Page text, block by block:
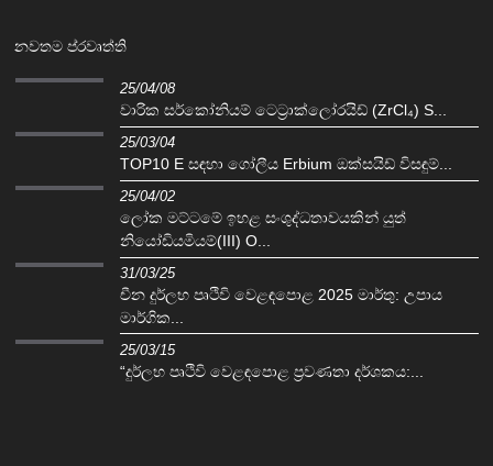
නවතම ප්රවෘත්ති
25/04/08
වාරික සර්කෝනියම් ටෙට්‍රාක්ලෝරයිඩ් (ZrCl₄) S...
25/03/04
TOP10 E සඳහා ගෝලීය Erbium ඔක්සයිඩ් විසඳුම්...
25/04/02
ලෝක මට්ටමේ ඉහළ සංශුද්ධතාවයකින් යුත්
නියෝඩියමියම්(III) O...
31/03/25
චීන දුර්ලභ පෘථිවි වෙළඳපොළ 2025 මාර්තු: උපාය
මාර්ගික...
25/03/15
“දුර්ලභ පෘථිවි වෙළඳපොළ ප්‍රවණතා දර්ශකය:...